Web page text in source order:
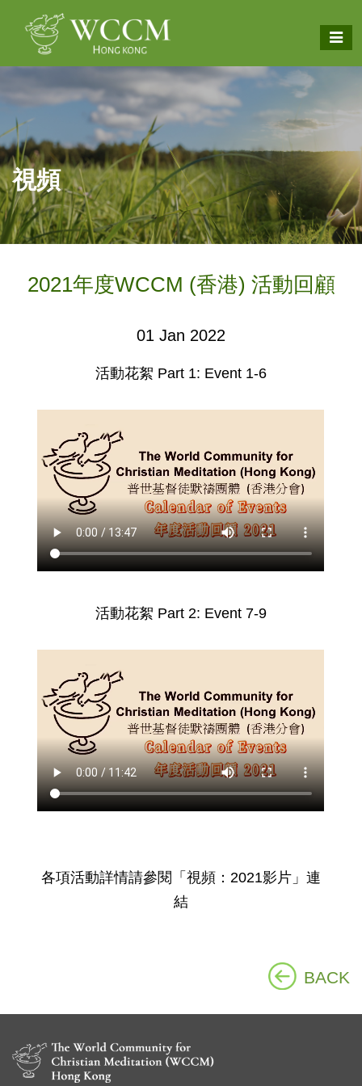
視頻
2021年度WCCM (香港) 活動回顧
01 Jan 2022
活動花絮 Part 1: Event 1-6
活動花絮 Part 2: Event 7-9
各項活動詳情請參閱「視頻：2021影片」連
結
BACK